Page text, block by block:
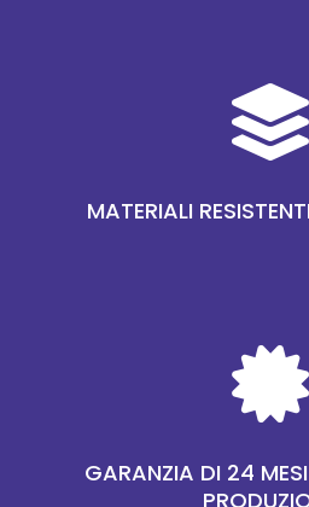

MATERIALI

GARANZIA DI 24 MESI